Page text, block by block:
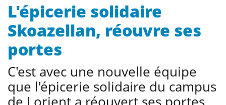
L'épicerie solidaire
Skoazellan, réouvre ses
portes
C'est avec une nouvelle équipe
que l'épicerie solidaire du campus